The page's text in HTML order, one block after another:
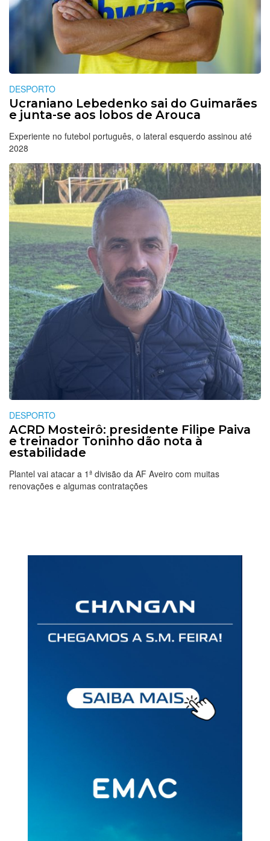
DESPORTO
Ucraniano Lebedenko sai do Guimarães
e junta-se aos lobos de Arouca
Experiente no futebol português, o lateral esquerdo assinou até
2028
DESPORTO
ACRD Mosteirô: presidente Filipe Paiva
e treinador Toninho dão nota à
estabilidade
Plantel vai atacar a 1ª divisão da AF Aveiro com muitas
renovações e algumas contratações